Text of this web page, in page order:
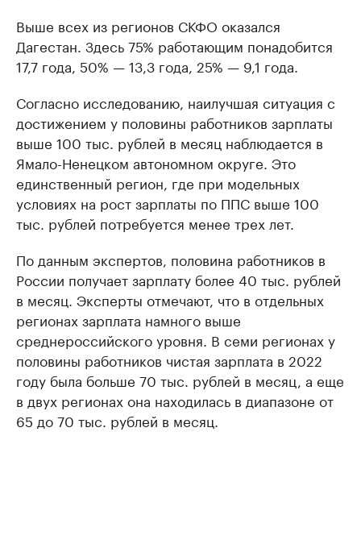
Выше всех из регионов СКФО оказался
Дагестан. Здесь 75% работающим понадобится
17,7 года, 50% — 13,3 года, 25% — 9,1 года.
Согласно исследованию, наилучшая ситуация с
достижением у половины работников зарплаты
выше 100 тыс. рублей в месяц наблюдается в
Ямало-Ненецком автономном округе. Это
единственный регион, где при модельных
условиях на рост зарплаты по ППС выше 100
тыс. рублей потребуется менее трех лет.
По данным экспертов, половина работников в
России получает зарплату более 40 тыс. рублей
в месяц. Эксперты отмечают, что в отдельных
регионах зарплата намного выше
среднероссийского уровня. В семи регионах у
половины работников чистая зарплата в 2022
году была больше 70 тыс. рублей в месяц, а еще
в двух регионах она находилась в диапазоне от
65 до 70 тыс. рублей в месяц.